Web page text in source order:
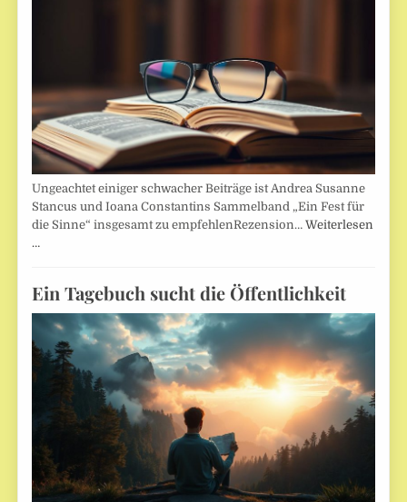
Ungeachtet einiger schwacher Beiträge ist Andrea Susanne
Stancus und Ioana Constantins Sammelband „Ein Fest für
die Sinne“ insgesamt zu empfehlenRezension…Weiterlesen
…
Ein Tagebuch sucht die Öffentlichkeit